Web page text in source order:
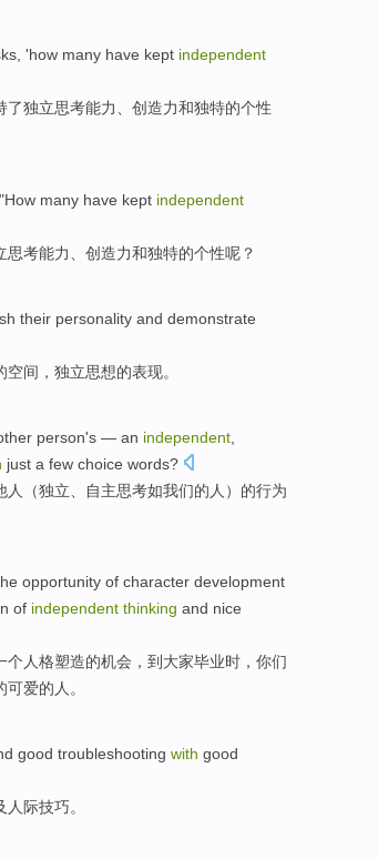
, 'how many have kept independent
了独立思考能力 创造力和独特的个性
, "How many have kept independent
思考能力 创造力和独特的个性呢？
their personality and demonstrate
空间， 独立思想的表现。
person's — an independent
just a few choice words?
人 （独立 、自主思考如我们的人）的行为
opportunity of character development
of independent thinking and nice
个人格塑造的机会 ， 到 大家毕业时 ， 你们
可爱的人。
good troubleshooting with good
人际技巧。